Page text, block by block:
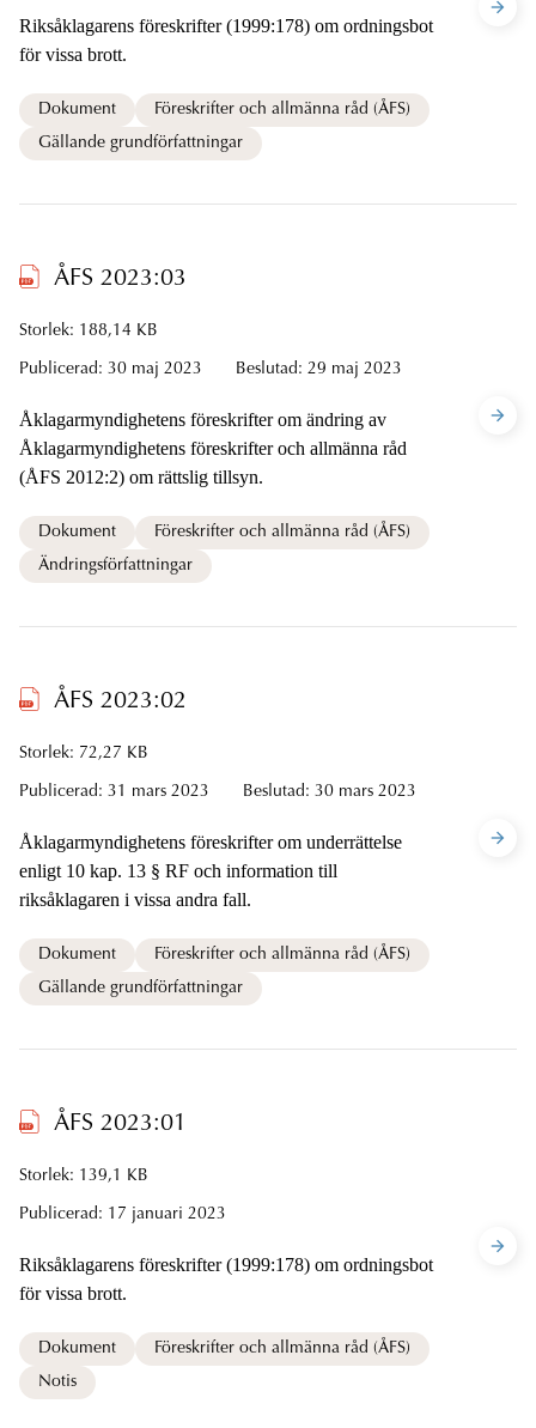
Riksåklagarens föreskrifter (1999:178) om ordningsbot
för vissa brott.
Dokument
Föreskrifter och allmänna råd (ÅFS)
Gällande grundförfattningar
ÅFS 2023:03
Storlek: 188,14 KB
Publicerad: 30 maj 2023 Beslutad: 29 maj 2023
Åklagarmyndighetens föreskrifter om ändring av
Åklagarmyndighetens föreskrifter och allmänna råd
(ÅFS 2012:2) om rättslig tillsyn.
Dokument
Föreskrifter och allmänna råd (ÅFS)
Ändringsförfattningar
ÅFS 2023:02
Storlek: 72,27 KB
Publicerad: 31 mars 2023 Beslutad: 30 mars 2023
Åklagarmyndighetens föreskrifter om underrättelse
enligt 10 kap. 13 § RF och information till
riksåklagaren i vissa andra fall.
Dokument
Föreskrifter och allmänna råd (ÅFS)
Gällande grundförfattningar
ÅFS 2023:01
Storlek: 139,1 KB
Publicerad: 17 januari 2023
Riksåklagarens föreskrifter (1999:178) om ordningsbot
för vissa brott.
Dokument
Föreskrifter och allmänna råd (ÅFS)
Notis